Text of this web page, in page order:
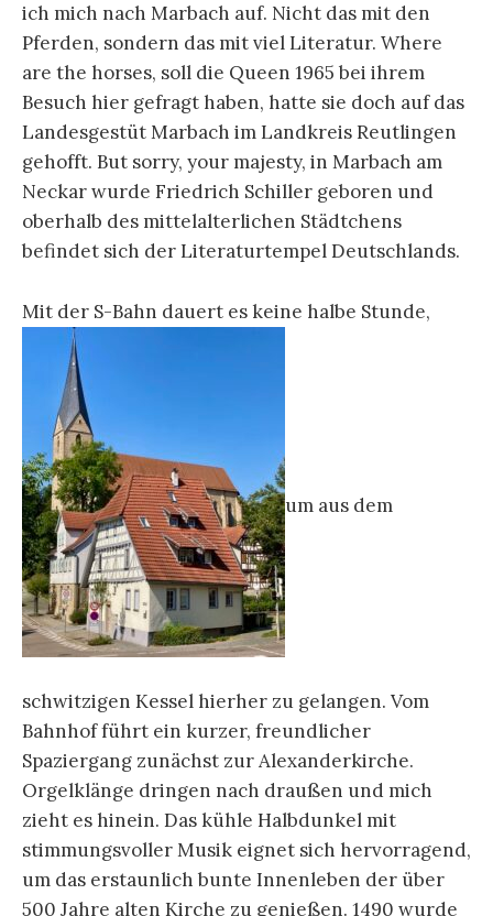
ich mich nach Marbach auf. Nicht das mit den
Pferden, sondern das mit viel Literatur. Where
are the horses, soll die Queen 1965 bei ihrem
Besuch hier gefragt haben, hatte sie doch auf das
Landesgestüt Marbach im Landkreis Reutlingen
gehofft. But sorry, your majesty, in Marbach am
Neckar wurde Friedrich Schiller geboren und
oberhalb des mittelalterlichen Städtchens
befindet sich der Literaturtempel Deutschlands.
Mit der S-Bahn dauert es keine halbe Stunde,
um aus dem
schwitzigen Kessel hierher zu gelangen. Vom
Bahnhof führt ein kurzer, freundlicher
Spaziergang zunächst zur Alexanderkirche.
Orgelklänge dringen nach draußen und mich
zieht es hinein. Das kühle Halbdunkel mit
stimmungsvoller Musik eignet sich hervorragend,
um das erstaunlich bunte Innenleben der über
500 Jahre alten Kirche zu genießen. 1490 wurde